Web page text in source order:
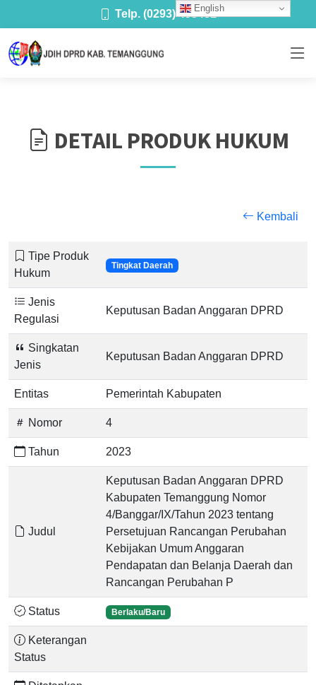
English
Telp. (0293) 493481
DETAIL PRODUK HUKUM
Kembali
Tipe Produk
Hukum
Tingkat Daerah
Jenis
Regulasi
Keputusan Badan Anggaran DPRD
Singkatan
Jenis
Keputusan Badan Anggaran DPRD
Entitas Pemerintah Kabupaten
Nomor 4
Tahun 2023
Judul
Keputusan Badan Anggaran DPRD
Kabupaten Temanggung Nomor
4/Banggar/IX/Tahun 2023 tentang
Persetujuan Rancangan Perubahan
Kebijakan Umum Anggaran
Pendapatan dan Belanja Daerah dan
Rancangan Perubahan P
Status Berlaku/Baru
Keterangan
Status